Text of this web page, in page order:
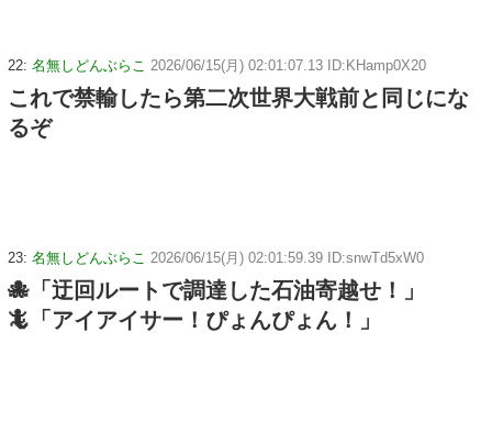
22: 名無しどんぶらこ 2026/06/15(月) 02:01:07.13 ID:KHamp0X20
これで禁輸したら第二次世界大戦前と同じにな
るぞ
23: 名無しどんぶらこ 2026/06/15(月) 02:01:59.39 ID:snwTd5xW0
🐙「迂回ルートで調達した石油寄越せ！」
🦎「アイアイサー！ぴょんぴょん！」